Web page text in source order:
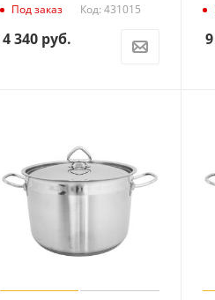
Под заказ Код: 431015
4 340руб.